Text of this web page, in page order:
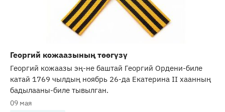
Георгий кожаазының төөгүзү
Георгий кожаазы эң-не баштай Георгий Ордени-биле
катай 1769 чылдың ноябрь 26-да Екатерина II хаанның
бадылааны-биле тывылган.
09 мая